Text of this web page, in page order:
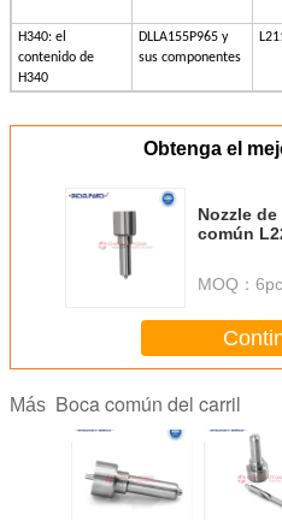
H340: el
contenido de
H340
DLLA155P965 y
sus componentes
Obtenga el
Nozzle
común
MOQ：
Más Boca común del carril